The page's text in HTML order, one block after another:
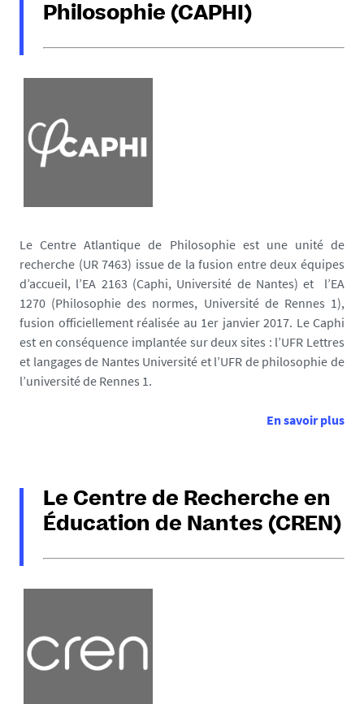
Philosophie (CAPHI)
Le Centre Atlantique de Philosophie est une unité de
recherche (UR 7463) issue de la fusion entre deux équipes
d’accueil, l’EA 2163 (Caphi, Université de Nantes) et l’EA
1270 (Philosophie des normes, Université de Rennes 1),
fusion officiellement réalisée au 1er janvier 2017. Le Caphi
est en conséquence implantée sur deux sites : l’UFR Lettres
et langages de Nantes Université et l’UFR de philosophie de
l’université de Rennes 1.
En savoir plus
Le Centre de Recherche en
Éducation de Nantes (CREN)